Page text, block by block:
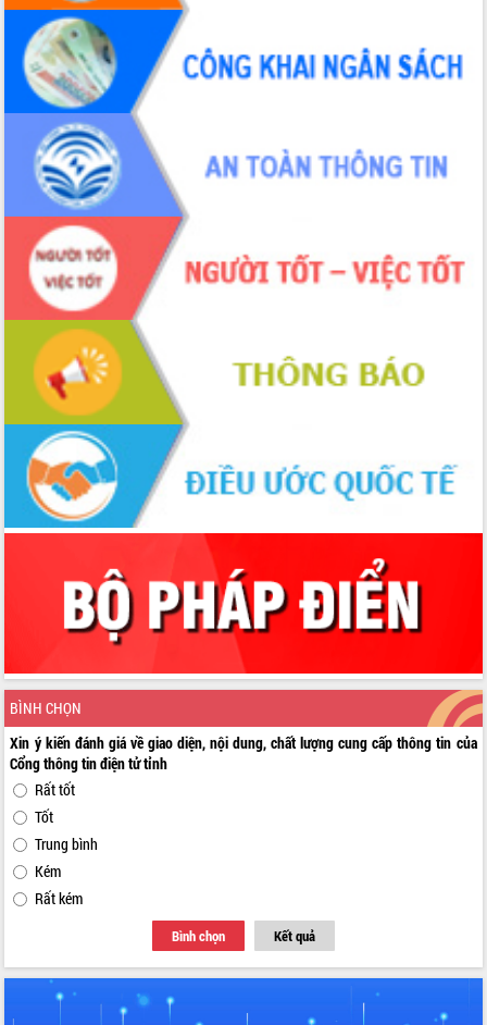
BÌNH CHỌN
Xin ý kiến đánh giá về giao diện, nội dung, chất lượng cung cấp thông tin của
Cổng thông tin điện tử tỉnh
Rất tốt
Tốt
Trung bình
Kém
Rất kém
Bình chọn Kết quả